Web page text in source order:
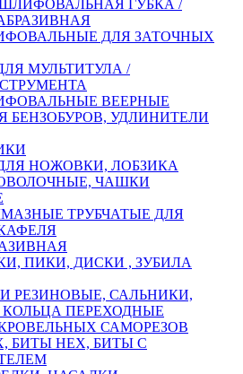
ГУБКА /
ДЛЯ ЗАТОЧНЫХ
МУЛЬТИТУЛА /
ВЕЕРНЫЕ
БЕНЗОБУРОВ, УДЛИНИТЕЛИ
НОЖОВКИ, ЛОБЗИКА
ЧАШКИ
ТРУБЧАТЫЕ ДЛЯ
ПИКИ, ДИСКИ , ЗУБИЛА
РЕЗИНОВЫЕ, САЛЬНИКИ,
ПЕРЕХОДНЫЕ
САМОРЕЗОВ
БИТЫ НЕХ, БИТЫ С